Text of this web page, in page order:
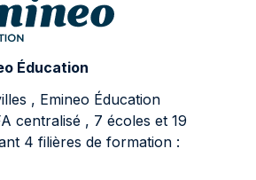
Éducation
, Emineo Éducation
centralisé , 7 écoles et 19
4 filières de formation :